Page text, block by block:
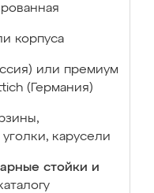
корпуса
или премиум
(Германия)
карусели
стойки и